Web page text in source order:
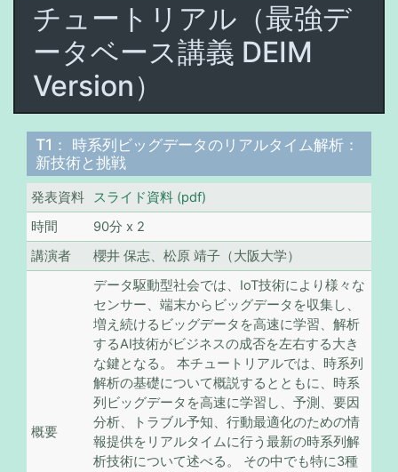
チュートリアル（最強デ
ータベース講義 DEIM
Version）
T1： 時系列ビッグデータのリアルタイム解析：
新技術と挑戦
発表資料
スライド資料 (pdf)
時間
90分 x 2
講演者
櫻井 保志、松原 靖子（大阪大学）
概要
データ駆動型社会では、IoT技術により様々な
センサー、端末からビッグデータを収集し、
増え続けるビッグデータを高速に学習、解析
するAI技術がビジネスの成否を左右する大き
な鍵となる。 本チュートリアルでは、時系列
解析の基礎について概説するとともに、時系
列ビッグデータを高速に学習し、予測、要因
分析、トラブル予知、行動最適化のための情
報提供をリアルタイムに行う最新の時系列解
析技術について述べる。 その中でも特に3種